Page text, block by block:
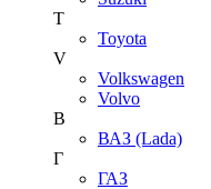
T
Toyota
V
Volkswagen
Volvo
В
ВАЗ (Lada)
Г
ГАЗ